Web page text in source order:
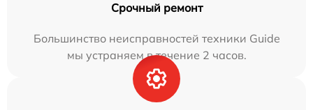
Срочный ремонт
Большинство неисправностей техники Guide
мы устраняем в течение 2 часов.